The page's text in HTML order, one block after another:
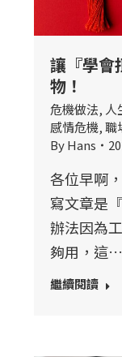
讓『學會
物！
危機做法, 人
感情危機,職
ByHans
各位早啊
寫文章是
辦法因為
夠用，這…
繼續閱讀